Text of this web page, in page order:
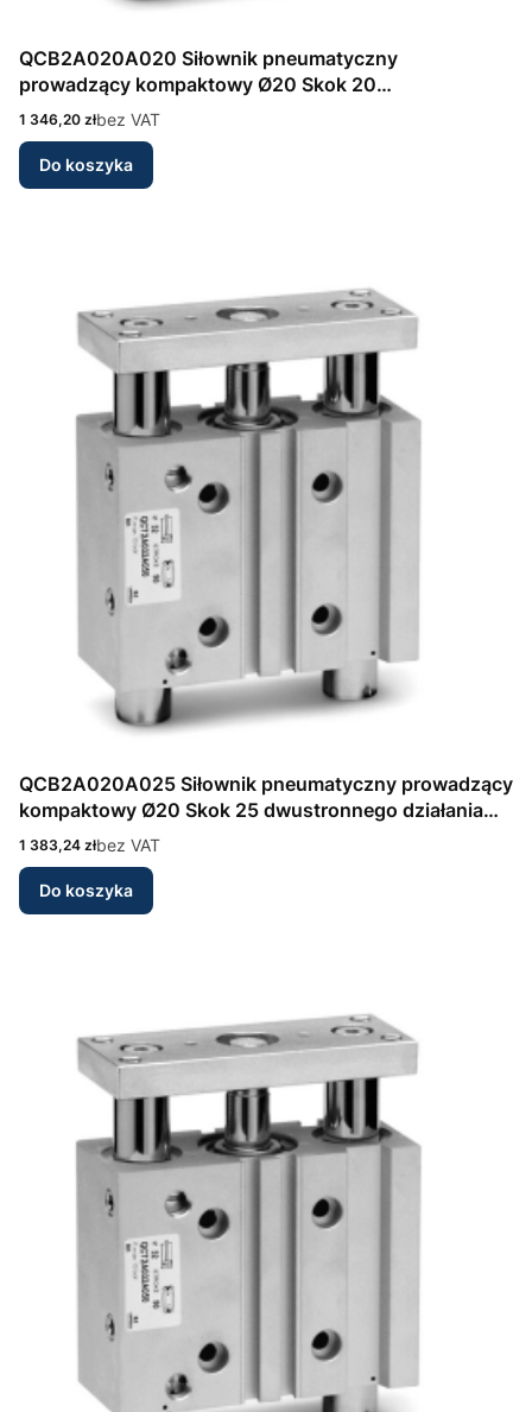
QCB2A020A020 Siłownik pneumatyczny
prowadzący kompaktowy Ø20 Skok 20
dwustronnego działania Seria QCB Camozzi
Cena
1 346,20 złbez VAT
Do koszyka
QCB2A020A025 Siłownik pneumatyczny prowadzący
kompaktowy Ø20 Skok 25 dwustronnego działania
Seria QCB Camozzi
Cena
1 383,24 złbez VAT
Do koszyka